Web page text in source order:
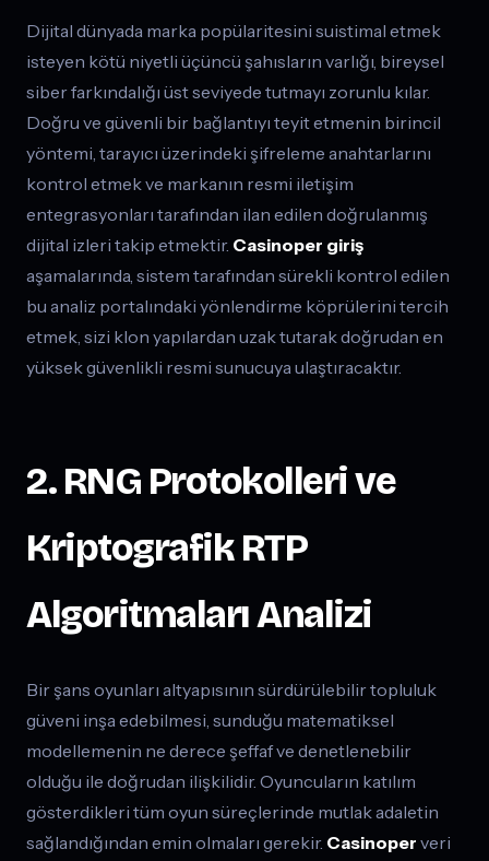
Dijital dünyada marka popülaritesini suistimal etmek
isteyen kötü niyetli üçüncü şahısların varlığı, bireysel
siber farkındalığı üst seviyede tutmayı zorunlu kılar.
Doğru ve güvenli bir bağlantıyı teyit etmenin birincil
yöntemi, tarayıcı üzerindeki şifreleme anahtarlarını
kontrol etmek ve markanın resmi iletişim
entegrasyonları tarafından ilan edilen doğrulanmış
dijital izleri takip etmektir. Casinoper giriş
aşamalarında, sistem tarafından sürekli kontrol edilen
bu analiz portalındaki yönlendirme köprülerini tercih
etmek, sizi klon yapılardan uzak tutarak doğrudan en
yüksek güvenlikli resmi sunucuya ulaştıracaktır.
2. RNG Protokolleri ve
Kriptografik RTP
Algoritmaları Analizi
Bir şans oyunları altyapısının sürdürülebilir topluluk
güveni inşa edebilmesi, sunduğu matematiksel
modellemenin ne derece şeffaf ve denetlenebilir
olduğu ile doğrudan ilişkilidir. Oyuncuların katılım
gösterdikleri tüm oyun süreçlerinde mutlak adaletin
sağlandığından emin olmaları gerekir. Casinoper veri